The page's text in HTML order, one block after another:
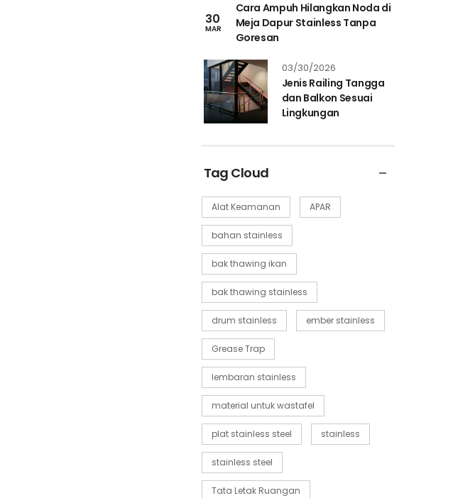
30
MAR
Cara Ampuh Hilangkan Noda di
Meja Dapur Stainless Tanpa
Goresan
03/30/2026
Jenis Railing Tangga
dan Balkon Sesuai
Lingkungan
Tag Cloud
Alat Keamanan APAR
bahan stainless
bak thawing ikan
bak thawing stainless
drum stainless ember stainless
Grease Trap
lembaran stainless
material untuk wastafel
plat stainless steel stainless
stainless steel
Tata Letak Ruangan